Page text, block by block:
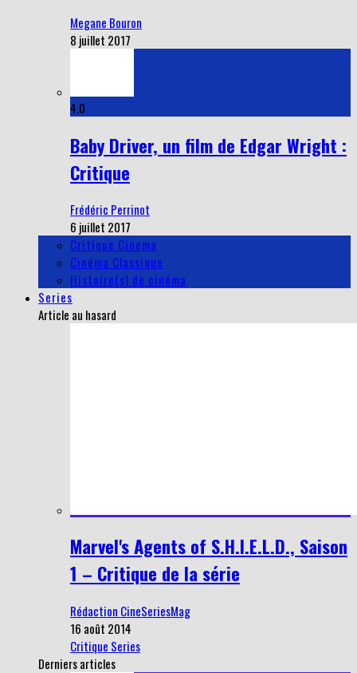
Megane Bouron
8 juillet 2017
4.0
Baby Driver, un film de Edgar Wright :
Critique
Frédéric Perrinot
6 juillet 2017
Critique Cinema
Cinéma Classique
Histoire(s) de cinéma
Series
Article au hasard
Marvel's Agents of S.H.I.E.L.D., Saison
1 – Critique de la série
Rédaction CineSeriesMag
16 août 2014
Critique Series
Derniers articles